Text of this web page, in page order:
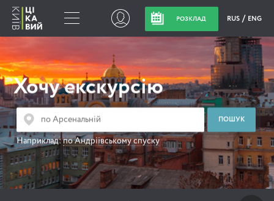
РОЗКЛАД RUS ENG
Хочу екскурсію
Наприклад:по Андріївському спуску
Замовлення
екскурсій
+380 44 333-68-68
+380 68 121-44-58
tour@interesniy.kiev.ua
з 10.00 до 19:30 щоденно